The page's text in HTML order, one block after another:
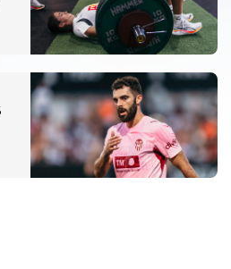
CF FEMENÍ (04/08/26)